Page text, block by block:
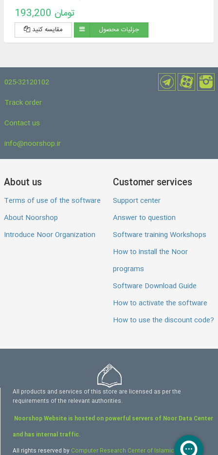
193,200 تومان
مقایسه کنید جزئیات محصول
025-32120102
Track order
Contact us
info@noorshop.ir
About us
Terms of use of the software
About Noorshop
Introduce Noor Organization
Customer services
Support center
Answer to question
Software training Workshops
How to install the Noor
programs
Software Download Guide
How to activate the software
How to use the discount code?
All products and services of this store are licensed as per the
requirements of the relevant authorities.
Noorshop Website is hosted on powerful servers of Noor Data Center
and has internal traffic.
All rights reserved by Computer Research Center of Islamic Sciences